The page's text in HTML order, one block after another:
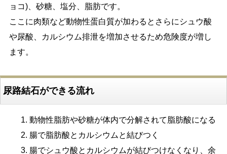
ョコ)、砂糖、塩分、脂肪です。
ここに肉類など動物性蛋白質が加わるとさらにシュウ酸
や尿酸、カルシウム排泄を増加させるため危険度が増し
ます。
尿路結石ができる流れ
動物性脂肪や砂糖が体内で分解されて脂肪酸になる
腸で脂肪酸とカルシウムと結びつく
腸でシュウ酸とカルシウムが結びつけなくなり、余